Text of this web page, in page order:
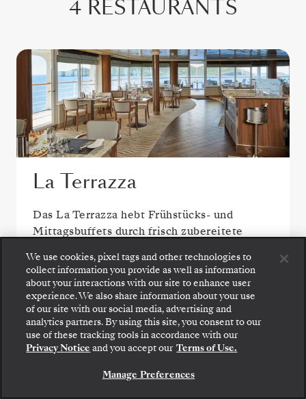
4 RESTAURANTS
La Terrazza
Das La Terrazza hebt Frühstücks- und
Mittagsbuffets durch frisch zubereitete
neues Niveau. Später sorgen handgemachte
Pasta, Meeresfrüchte und erlesene Weine
für das perfekte italienische Abendessen.
We use cookies, pixel tags and other technologies to
collect information you provide as well as information
about your interactions with our site to enhance user
experience. We also share information about your use
of our site with our social media, advertising and
analytics partners. By using this site, you consent to our
use of these tracking tools in accordance with our
Privacy Notice and you accept our Terms of Use.
Manage Preferences